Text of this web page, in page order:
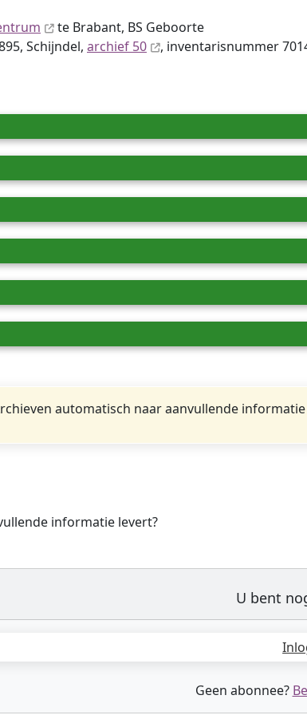
te Brabant, BS Geboorte
Schijndel, archief 50 , inventaris­num­mer
automatisch naar aanvullende
informatie levert?
U bent
Geen abonnee?